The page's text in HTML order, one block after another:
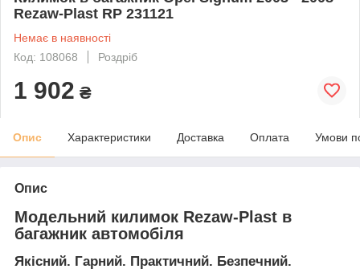
Rezaw-Plast RP 231121
Немає в наявності
Код: 108068
Роздріб
1 902 ₴
Опис Характеристики Доставка Оплата Умови
Опис
Модельний килимок Rezaw-Plast в
багажник автомобіля
Якісний. Гарний. Практичний. Безпечний.